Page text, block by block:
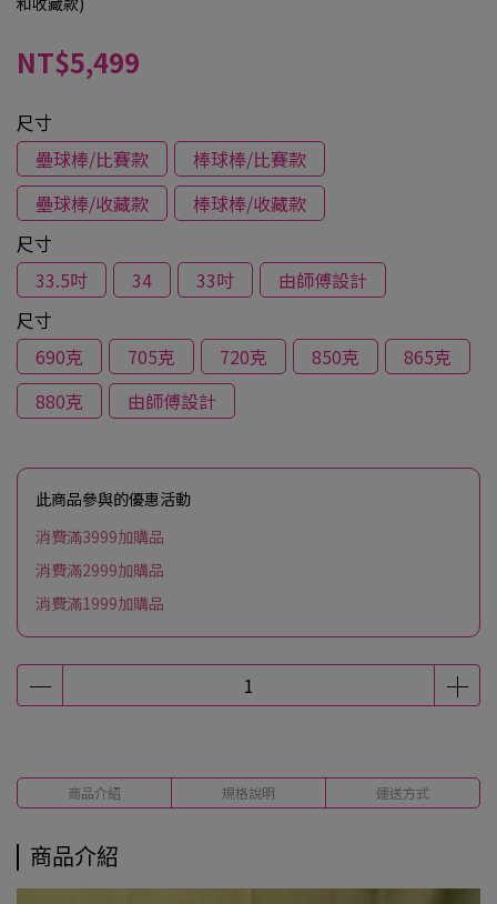
NT$5,499
尺寸
壘球棒/比賽款
棒球棒/比賽款
壘球棒/收藏款
棒球棒/收藏款
尺寸
33.5吋
34 33吋
由師傅設計
尺寸
690克
705克 720克 850克
865克
880克
由師傅設計
此商品參與的優惠活動
消費滿3999加購品
消費滿2999加購品
消費滿1999加購品
商品介紹 規格說明 運送方式
商品介紹